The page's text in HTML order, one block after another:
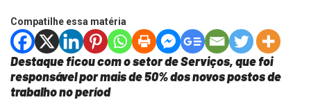
Compatilhe essa matéria
Destaque ficou com o setor de Serviços, que foi
responsável por mais de 50% dos novos postos de
trabalho no períod